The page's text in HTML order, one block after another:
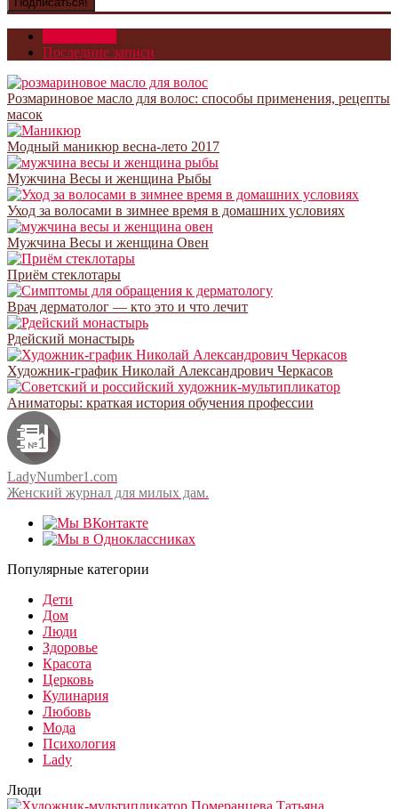
Последние записи
Розмариновое масло для волос: способы применения, рецепты
масок
Модный маникюр весна-лето 2017
Мужчина Весы и женщина Рыбы
Уход за волосами в зимнее время в домашних условиях
Мужчина Весы и женщина Овен
Приём стеклотары
Врач дерматолог — кто это и что лечит
Рдейский монастырь
Художник-график Николай Александрович Черкасов
Аниматоры: краткая история обучения профессии
LadyNumber1.com
Женский журнал для милых дам.
Популярные категории
Дети
Дом
Люди
Здоровье
Красота
Церковь
Кулинария
Любовь
Мода
Психология
Lady
Люди